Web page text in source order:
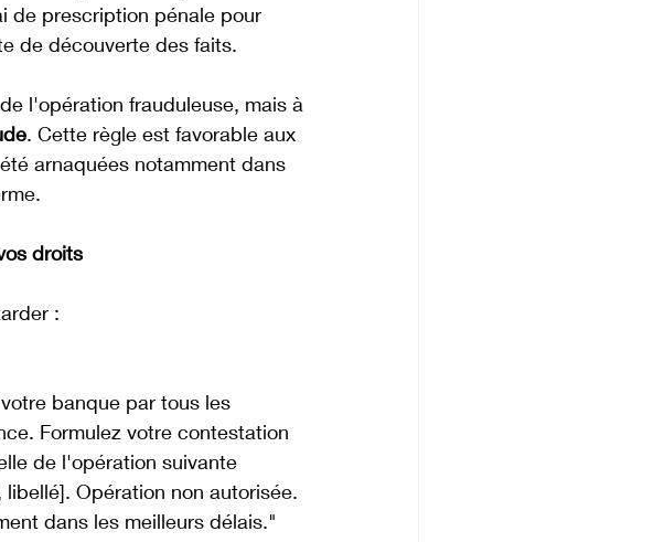
de prescription pénale pour
de découverte des faits.
l'opération frauduleuse, mais à
. Cette règle est favorable aux
arnaquées notamment dans
droits
:
banque par tous les
Formulez votre contestation
de l'opération suivante
Opération non autorisée.
dans les meilleurs délais."